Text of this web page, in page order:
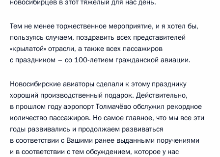
Тем не менее торжественное мероприятие, и я хотел бы,
пользуясь случаем, поздравить всех представителей
«крылатой» отрасли, а также всех пассажиров
с праздником – со 100-летием гражданской авиации.
Новосибирские авиаторы сделали к этому празднику
хороший производственный подарок. Действительно,
в прошлом году аэропорт Толмачёво обслужил рекордное
количество пассажиров. Но самое главное, что мы все эти
годы развивались и продолжаем развиваться
в соответствии с Вашими ранее выданными поручениями
и в соответствии с тем обсуждением, которое у нас